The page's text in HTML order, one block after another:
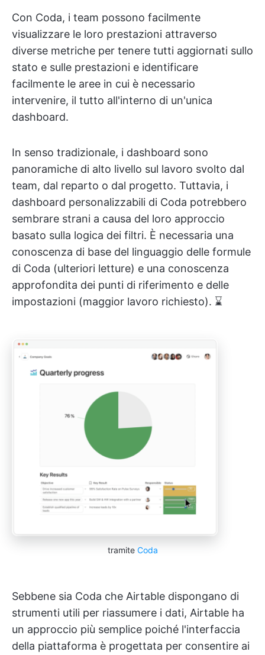
Con Coda, i team possono facilmente
visualizzare le loro prestazioni attraverso
diverse metriche per tenere tutti aggiornati sullo
stato e sulle prestazioni e identificare
facilmente le aree in cui è necessario
intervenire, il tutto all'interno di un'unica
dashboard.
In senso tradizionale, i dashboard sono
panoramiche di alto livello sul lavoro svolto dal
team, dal reparto o dal progetto. Tuttavia, i
dashboard personalizzabili di Coda potrebbero
sembrare strani a causa del loro approccio
basato sulla logica dei filtri. È necessaria una
conoscenza di base del linguaggio delle formule
di Coda (ulteriori letture) e una conoscenza
approfondita dei punti di riferimento e delle
impostazioni (maggior lavoro richiesto). ⌛️
tramite Coda
Sebbene sia Coda che Airtable dispongano di
strumenti utili per riassumere i dati, Airtable ha
un approccio più semplice poiché l'interfaccia
della piattaforma è progettata per consentire ai